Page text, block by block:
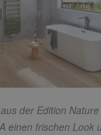
der Edition
einen frischen Look